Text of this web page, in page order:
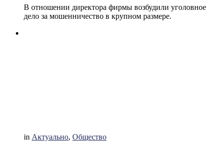
В отношении директора фирмы возбудили уголовное
дело за мошенничество в крупном размере.
in Актуально, Общество